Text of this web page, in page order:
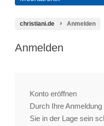
christiani.de Anmelden
Anmelden
Konto eröffnen
Durch Ihre
Sie in der Lage sein